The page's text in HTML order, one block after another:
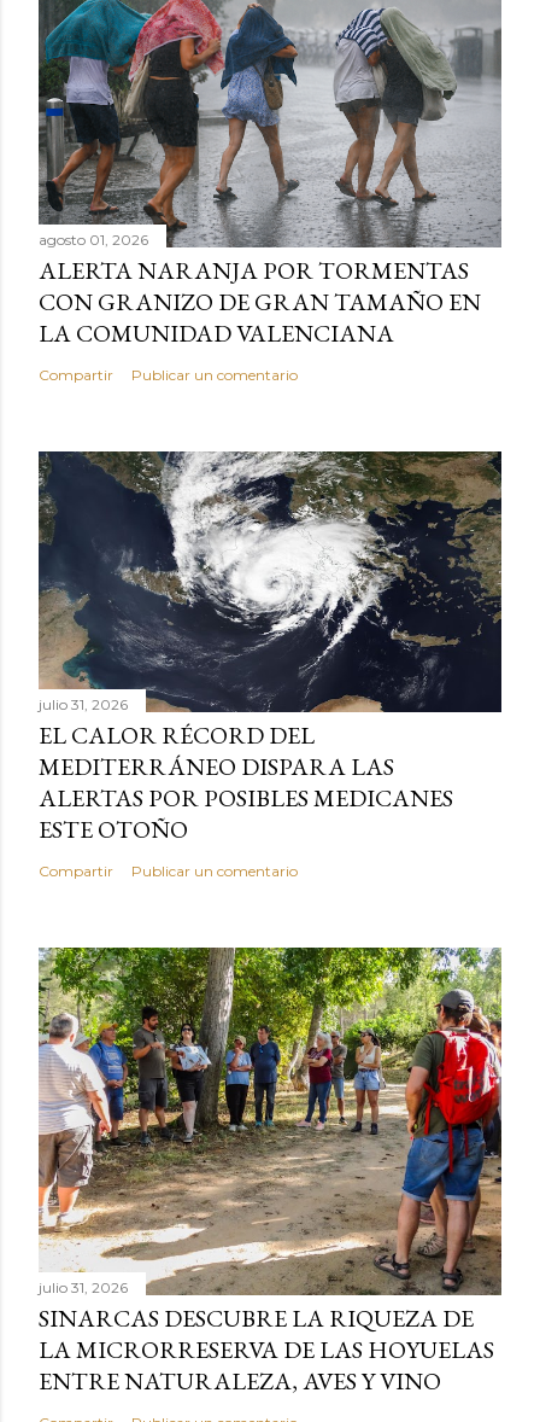
agosto 01, 2026
ALERTA NARANJA POR TORMENTAS
CON GRANIZO DE GRAN TAMAÑO EN
LA COMUNIDAD VALENCIANA
Compartir Publicar un comentario
julio 31, 2026
EL CALOR RÉCORD DEL
MEDITERRÁNEO DISPARA LAS
ALERTAS POR POSIBLES MEDICANES
ESTE OTOÑO
Compartir Publicar un comentario
julio 31, 2026
SINARCAS DESCUBRE LA RIQUEZA DE
LA MICRORRESERVA DE LAS HOYUELAS
ENTRE NATURALEZA, AVES Y VINO